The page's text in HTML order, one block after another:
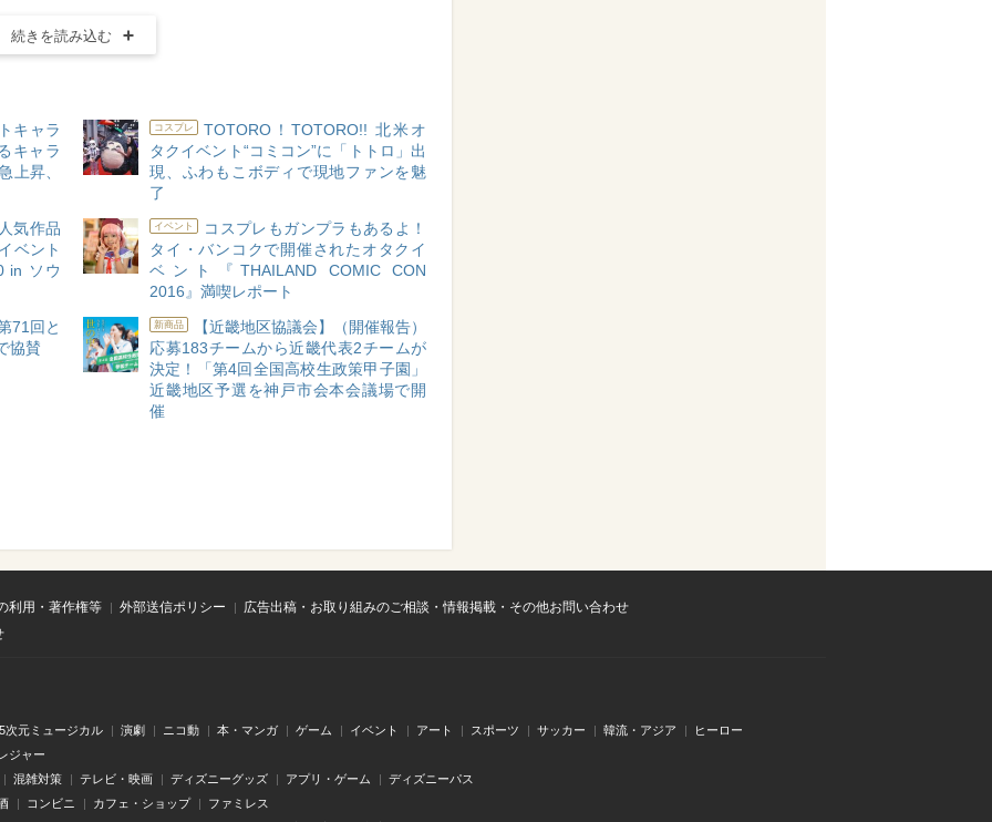
続きを読み込む
キャラ
キャラ
上昇、
コスプレ
TOTORO！TOTORO!! 北米オ
タクイベント“コミコン”に「トトロ」出
現、ふわもこボディで現地ファンを魅
了
気作品
ベント
in ソウ
イベント
コスプレもガンプラもあるよ！
タイ・バンコクで開催されたオタクイ
ベント『THAILAND COMIC CON
2016』満喫レポート
71回と
協賛
新商品
【近畿地区協議会】（開催報告）
応募183チームから近畿代表2チームが
決定！「第4回全国高校生政策甲子園」
近畿地区予選を神戸市会本会議場で開
催
利用・著作権等 外部送信ポリシー
広告出稿・お取り組みのご相談・情報掲載・その他お問い合わせ
次元ミュージカル 演劇 ニコ動 本・マンガ ゲーム イベント アート スポーツ サッカー 韓流・アジア
ヒーロー
ジャー
混雑対策
テレビ・映画 ディズニーグッズ アプリ・ゲーム
ディズニーパス
コンビニ カフェ・ショップ
ファミレス